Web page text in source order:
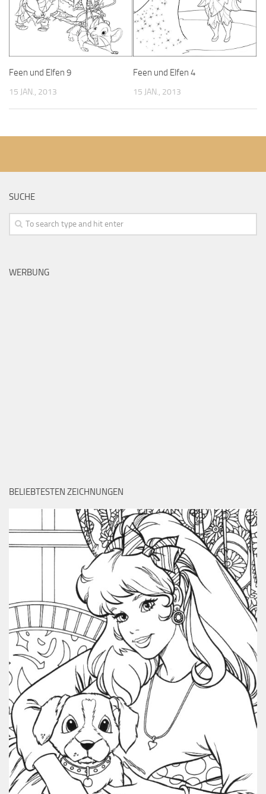
Feen und Elfen 9
15 JAN., 2013
Feen und Elfen 4
15 JAN., 2013
SUCHE
WERBUNG
BELIEBTESTEN ZEICHNUNGEN